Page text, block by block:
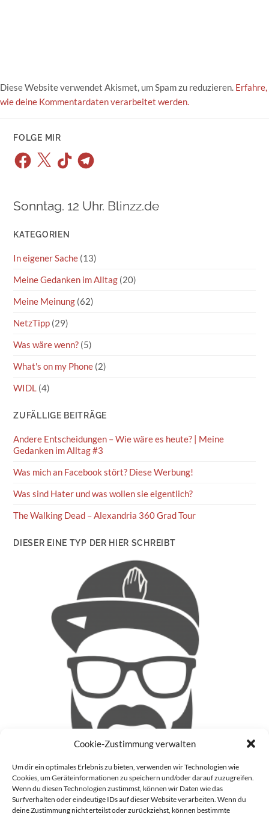
Cookie-Zustimmung verwalten
Um dir ein optimales Erlebnis zu bieten, verwenden wir Technologien wie
Cookies, um Geräteinformationen zu speichern und/oder darauf zuzugreifen.
Wenn du diesen Technologien zustimmst, können wir Daten wie das
Surfverhalten oder eindeutige IDs auf dieser Website verarbeiten. Wenn du
deine Zustimmung nicht erteilst oder zurückziehst, können bestimmte
Diese Website verwendet Akismet, um Spam zu reduzieren. Erfahre,
wie deine Kommentardaten verarbeitet werden.
FOLGE MIR
Facebook
X TikTokTelegram
Sonntag. 12 Uhr. Blinzz.de
KATEGORIEN
In eigener Sache (13)
Meine Gedanken im Alltag (20)
Meine Meinung (62)
NetzTipp (29)
Was wäre wenn? (5)
What's on my Phone (2)
WIDL (4)
ZUFÄLLIGE BEITRÄGE
Andere Entscheidungen – Wie wäre es heute? | Meine
Gedanken im Alltag #3
Was mich an Facebook stört? Diese Werbung!
Was sind Hater und was wollen sie eigentlich?
The Walking Dead – Alexandria 360 Grad Tour
DIESER EINE TYP DER HIER SCHREIBT